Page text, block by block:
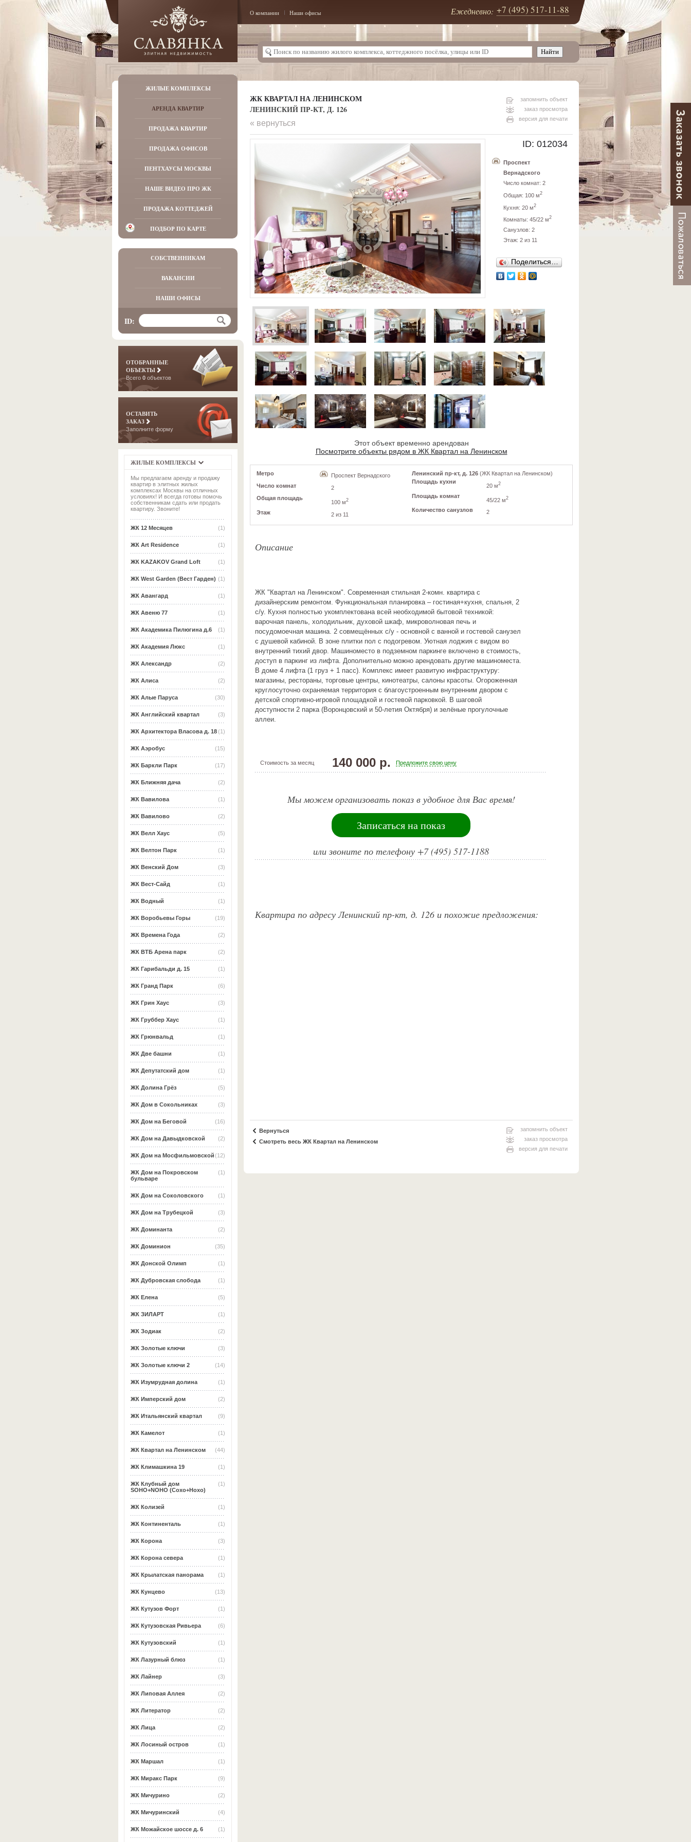
О компании Наши офисы Ежедневно: +7 (495) 517-11-88
ЖИЛЫЕ КОМПЛЕКСЫ
АРЕНДА КВАРТИР
ПРОДАЖА КВАРТИР
ПРОДАЖА ОФИСОВ
ПЕНТХАУСЫ МОСКВЫ
НАШЕ ВИДЕО ПРО ЖК
ПРОДАЖА КОТТЕДЖЕЙ
ПОДБОР ПО КАРТЕ
СОБСТВЕННИКАМ
ВАКАНСИИ
НАШИ ОФИСЫ
ID:
ОТОБРАННЫЕ
ОБЪЕКТЫ
Всего 0 объектов
ОСТАВИТЬ
ЗАКАЗ
Заполните форму
ЖИЛЫЕ КОМПЛЕКСЫ
Мы предлагаем аренду и продажу
квартир в элитных жилых
комплексах Москвы на отличных
условиях! И всегда готовы помочь
собственникам сдать или продать
квартиру. Звоните!
(1)
ЖК 12 Месяцев
(1)
ЖК Art Residence
(1)
ЖК KAZAKOV Grand Loft
(1)
ЖК West Garden (Вест Гарден)
(1)
ЖК Авангард
(1)
ЖК Авеню 77
(1)
ЖК Академика Пилюгина д.6
(1)
ЖК Академия Люкс
(2)
ЖК Александр
(2)
ЖК Алиса
(30)
ЖК Алые Паруса
(3)
ЖК Английский квартал
(1)
ЖК Архитектора Власова д. 18
(15)
ЖК Аэробус
(17)
ЖК Баркли Парк
(2)
ЖК Ближняя дача
(1)
ЖК Вавилова
(2)
ЖК Вавилово
(5)
ЖК Велл Хаус
(1)
ЖК Велтон Парк
(3)
ЖК Венский Дом
(1)
ЖК Вест-Сайд
(1)
ЖК Водный
(19)
ЖК Воробьевы Горы
(2)
ЖК Времена Года
(2)
ЖК ВТБ Арена парк
(1)
ЖК Гарибальди д. 15
(6)
ЖК Гранд Парк
(3)
ЖК Грин Хаус
(1)
ЖК Груббер Хаус
(1)
ЖК Грюнвальд
(1)
ЖК Две башни
(1)
ЖК Депутатский дом
(5)
ЖК Долина Грёз
(3)
ЖК Дом в Сокольниках
(16)
ЖК Дом на Беговой
(2)
ЖК Дом на Давыдковской
(12)
ЖК Дом на Мосфильмовской
(1)
ЖК Дом на Покровском
бульваре
(1)
ЖК Дом на Соколовского
(3)
ЖК Дом на Трубецкой
(2)
ЖК Доминанта
(35)
ЖК Доминион
(1)
ЖК Донской Олимп
(1)
ЖК Дубровская слобода
(5)
ЖК Елена
(1)
ЖК ЗИЛАРТ
(2)
ЖК Зодиак
(3)
ЖК Золотые ключи
(14)
ЖК Золотые ключи 2
(1)
ЖК Изумрудная долина
(2)
ЖК Имперский дом
(9)
ЖК Итальянский квартал
(1)
ЖК Камелот
(44)
ЖК Квартал на Ленинском
(1)
ЖК Климашкина 19
(1)
ЖК Клубный дом
SOHO+NOHO (Сохо+Нохо)
(1)
ЖК Колизей
(1)
ЖК Континенталь
(3)
ЖК Корона
(1)
ЖК Корона севера
(1)
ЖК Крылатская панорама
(13)
ЖК Кунцево
(1)
ЖК Кутузов Форт
(6)
ЖК Кутузовская Ривьера
(1)
ЖК Кутузовский
(1)
ЖК Лазурный блюз
(3)
ЖК Лайнер
(2)
ЖК Липовая Аллея
(2)
ЖК Литератор
(2)
ЖК Лица
(1)
ЖК Лосиный остров
(1)
ЖК Маршал
(9)
ЖК Миракс Парк
(2)
ЖК Мичурино
(4)
ЖК Мичуринский
(1)
ЖК Можайское шоссе д. 6
ЖК КВАРТАЛ НА ЛЕНИНСКОМ
ЛЕНИНСКИЙ ПР-КТ, Д. 126
запомнить объект
заказ просмотра
версия для печати
« вернуться
ID: 012034
Проспект
Вернадского
Число комнат: 2
Общая: 100 м2
Кухня: 20 м2
Комнаты: 45/22 м2
Санузлов: 2
Этаж: 2 из 11
Поделиться…
Этот объект временно арендован
Посмотрите объекты рядом в ЖК Квартал на Ленинском
Метро
Проспект Вернадского
Число комнат
2
Общая площадь
100 м2
Этаж 2 из 11
Ленинский пр-кт, д. 126 (ЖК Квартал на Ленинском)
Площадь кухни
20 м2
Площадь комнат
45/22 м2
Количество санузлов 2
Описание
ЖК "Квартал на Ленинском". Современная стильная 2-комн. квартира с
дизайнерским ремонтом. Функциональная планировка – гостиная+кухня, спальня, 2
с/у. Кухня полностью укомплектована всей необходимой бытовой техникой:
варочная панель, холодильник, духовой шкаф, микроволновая печь и
посудомоечная машина. 2 совмещённых c/у - основной с ванной и гостевой санузел
с душевой кабиной. В зоне плитки пол с подогревом. Уютная лоджия с видом во
внутренний тихий двор. Машиноместо в подземном паркинге включено в стоимость,
доступ в паркинг из лифта. Дополнительно можно арендовать другие машиноместа.
В доме 4 лифта (1 груз + 1 пасс). Комплекс имеет развитую инфраструктуру:
магазины, рестораны, торговые центры, кинотеатры, салоны красоты. Огороженная
круглосуточно охраняемая территория с благоустроенным внутренним двором с
детской спортивно-игровой площадкой и гостевой парковкой. В шаговой
доступности 2 парка (Воронцовский и 50-летия Октября) и зелёные прогулочные
аллеи.
Стоимость за месяц 140 000 р. Предложите свою цену
Мы можем организовать показ в удобное для Вас время!
Записаться на показ
или звоните по телефону +7 (495) 517-1188
Квартира по адресу Ленинский пр-кт, д. 126 и похожие предложения:
Вернуться
Смотреть весь ЖК Квартал на Ленинском
запомнить объект
заказ просмотра
версия для печати